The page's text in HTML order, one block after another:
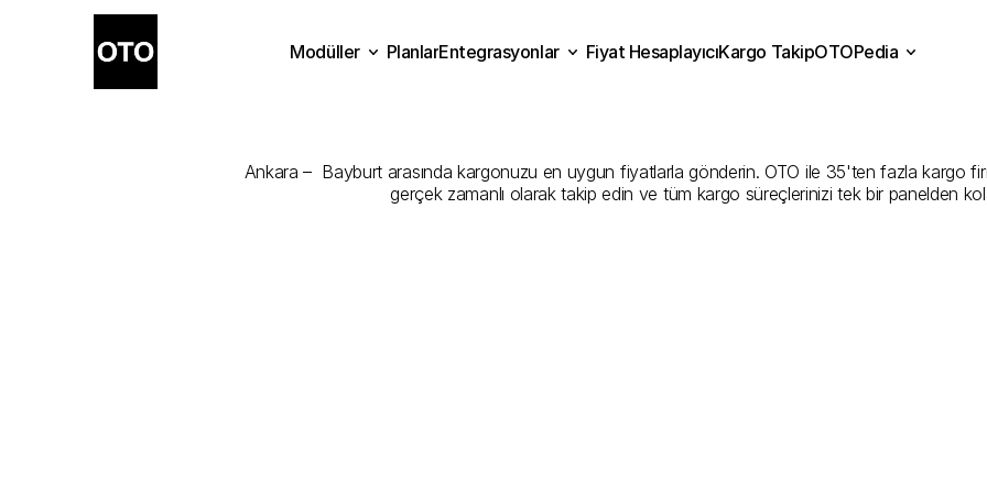
Ankara –  Bayburt arasında kargonuzu en uygun fiyatlarla gönderin. OTO ile 35'ten fazla kargo
gerçek zamanlı olarak takip edin ve tüm kargo süreçlerinizi tek bir panelden
Modüller
PlanlarEntegrasyonlar
Fiyat HesaplayıcıKargo TakipOTOPedia